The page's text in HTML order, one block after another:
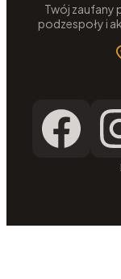
Twój zaufany
podzespoły i